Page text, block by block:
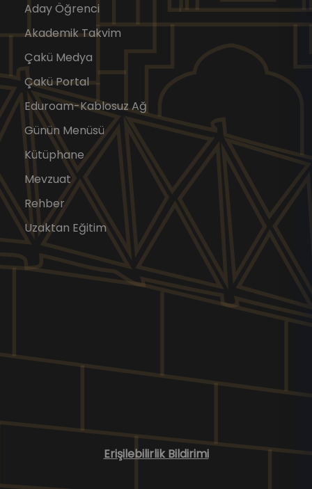
Aday Öğrenci
Akademik Takvim
Çakü Medya
Çakü Portal
Eduroam-Kablosuz Ağ
Günün Menüsü
Kütüphane
Mevzuat
Rehber
Uzaktan Eğitim
Erişilebilirlik Bildirimi